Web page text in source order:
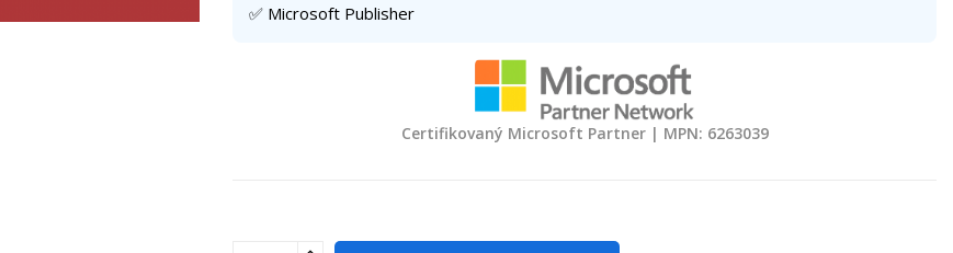
✅ Microsoft Publisher
Certifikovaný Microsoft Partner | MPN: 6263039